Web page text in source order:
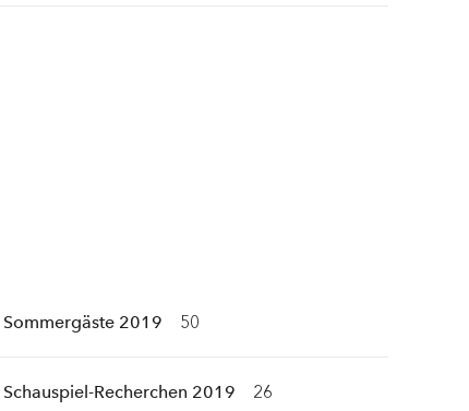
Sommergäste 2019 50
Schauspiel-Recherchen 2019 26